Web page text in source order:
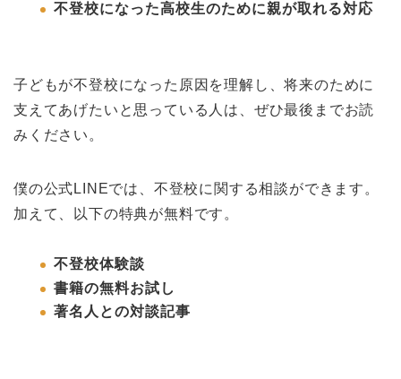
不登校になった高校生のために親が取れる対応
子どもが不登校になった原因を理解し、将来のために
支えてあげたいと思っている人は、ぜひ最後までお読
みください。
僕の公式LINEでは、不登校に関する相談ができます。
加えて、以下の特典が無料です。
不登校体験談
書籍の無料お試し
著名人との対談記事